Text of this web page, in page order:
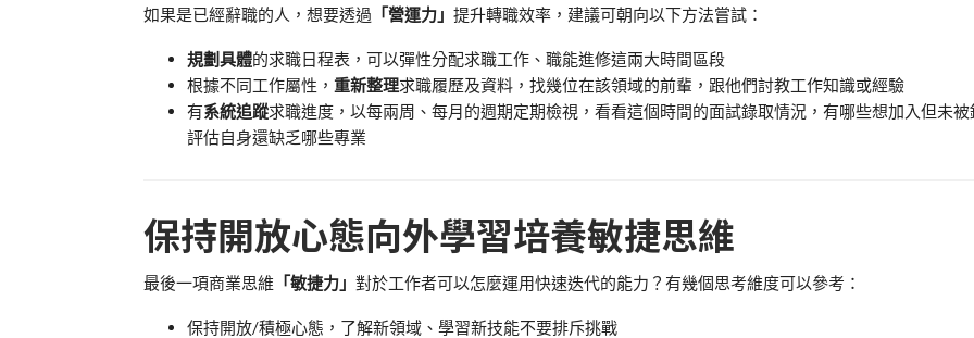
如果是已經辭職的人，想要透過 「營運力」 提升轉職效率，建議可朝向以下方法嘗試：
規劃具體的求職日程表，可以彈性分配求職工作、職能進修這兩大時間區段
根據不同工作屬性， 重新整理求職履歷及資料，找幾位在該領域的前輩，跟他們討教工作知識或經驗
有系統追蹤求職進度，以每兩周、每月的週期定期檢視，看看這個時間的面試錄取情況，有哪些想加入但未被
評估自身還缺乏哪些專業
保持開放心態向外學習培養敏捷思維
最後一項商業思維 「敏捷力」 對於工作者可以怎麼運用快速迭代的能力？有幾個思考維度可以參考：
保持開放/積極心態，了解新領域、學習新技能不要排斥挑戰